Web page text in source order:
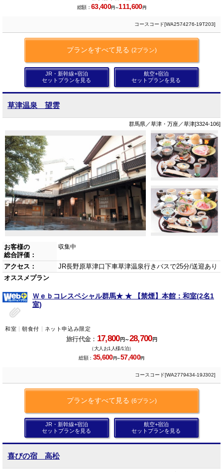
総額：63,400円～111,600円
コースコード[WA2574276-19T203]
プランをすべて見る (2プラン)
JR・新幹線+宿泊
セットプランを見る
航空+宿泊
セットプランを見る
草津温泉 望雲
群馬県／草津・万座／草津[3324-106]
お客様の
総合評価：
収集中
アクセス：
JR長野原草津口下車草津温泉行きバスで25分/送迎あり
オススメプラン
Ｗｅｂコレスペシャル群馬★ ★ 【禁煙】本館：和室(2名1
室)
和室 朝食付 ネット申込み限定
旅行代金： 17,800円～28,700円
（大人お1人様/1泊）
総額： 35,600円～57,400円
コースコード[WA2779434-19J302]
プランをすべて見る (6プラン)
JR・新幹線+宿泊
セットプランを見る
航空+宿泊
セットプランを見る
喜びの宿 高松